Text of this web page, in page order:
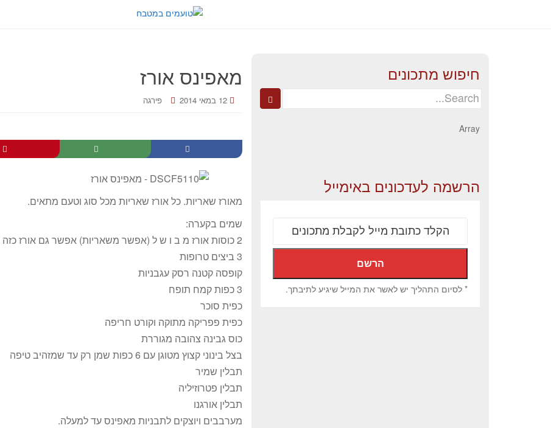
מאפינס אורז
12 במאי 2014 פירגה
מאורז שאריות. כל אורז שאריות מכל סוג וטעם מתאים.
שמים בקערה:
2 כוסות אורז מ ב ו ש ל (אפשר משאריות) אפשר גם אורז כזה שמבשלים עם אטריות דקיקות.
3 ביצים טרופות
קופסה קטנה רסק עגבניות
3 כפות קמח תופח
כפית סוכר
כפית פפריקה מתוקה וקורט חריפה
כוס גבינה צהובה מגוררת
בצל בינוני קצוץ מטוגן עם 6 כפות שמן רק עד שמזהיב טיפה
תבלין שמיר
תבלין פטרוזיליה
תבלין אורגנו
מערבבים ויוצקים לתבניות מאפינס עד למעלה.
חיפוש מתכונים
Search
Array
הרשמה לעדכונים באימייל
* לסיום התהליך יש לאשר את המייל שיגיע לתיבתך.